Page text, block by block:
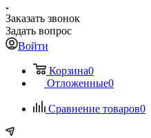
Заказать звонок
Задать вопрос
Войти
Корзина0
Отложенные0
Сравнение товаров0